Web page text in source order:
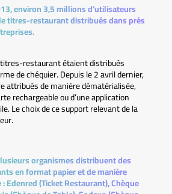
environ 3,5 millions d’utilisateurs
titres-restaurant distribués dans près
titres-restaurant étaient distribués
de chéquier. Depuis le 2 avril dernier,
attribués de manière dématérialisée,
rechargeable ou d’une application
Le choix de ce support relevant de la
organismes distribuent des
en format papier et de manière
Edenred (Ticket Restaurant), Chèque